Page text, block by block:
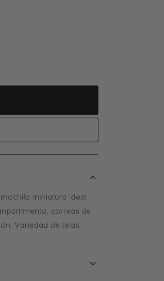
miniatura ideal
correas de
Variedad de telas